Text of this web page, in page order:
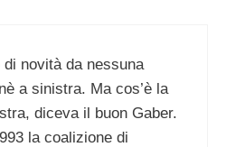
di novità da nessuna
a sinistra. Ma cos’è la
diceva il buon Gaber.
la coalizione di